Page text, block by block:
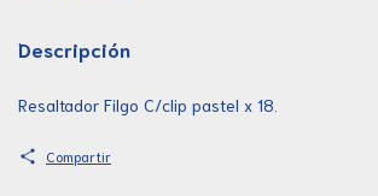
Descripción
Resaltador Filgo C/clip pastel x 18.
Compartir